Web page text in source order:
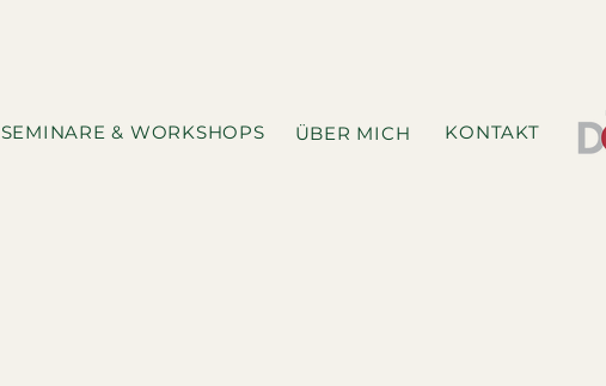
SEMINARE & WORKSHOPS ÜBER MICH KONTAKT